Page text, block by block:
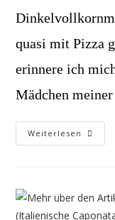
quasi mit Pizza
erinnere ich
Mädchen
Weiterlesen Vegane
Pizza